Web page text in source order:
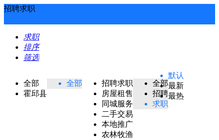
招聘求职
求职
排序
筛选
全部
霍邱县
全部
招聘求职
房屋租售
同城服务
二手交易
本地推广
农林牧渔
全部
招聘
求职
默认
最新
最热